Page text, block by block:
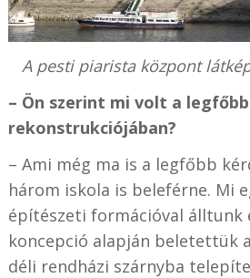
A pesti piarista központ
– Ön szerint mi volt a
rekonstrukciójában?
– Ami még ma is a legfőbb
három iskola is beleférne. Mi
építészeti formációval álltunk
koncepció alapján beletettük
déli rendházi szárnyba